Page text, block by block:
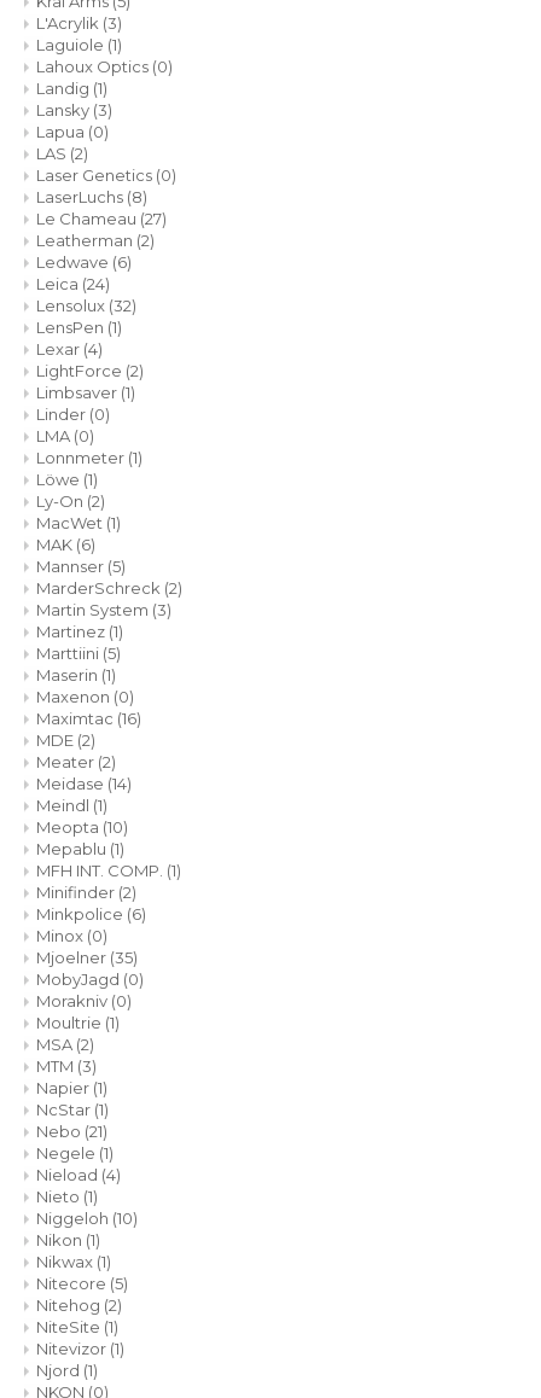
L'Acrylik (3)
Laguiole (1)
Lahoux Optics (0)
Landig (1)
Lansky (3)
Lapua (0)
LAS (2)
Laser Genetics (0)
LaserLuchs (8)
Le Chameau (27)
Leatherman (2)
Ledwave (6)
Leica (24)
Lensolux (32)
LensPen (1)
Lexar (4)
LightForce (2)
Limbsaver (1)
Linder (0)
LMA (0)
Lonnmeter (1)
Löwe (1)
Ly-On (2)
MacWet (1)
MAK (6)
Mannser (5)
MarderSchreck (2)
Martin System (3)
Martinez (1)
Marttiini (5)
Maserin (1)
Maxenon (0)
Maximtac (16)
MDE (2)
Meater (2)
Meidase (14)
Meindl (1)
Meopta (10)
Mepablu (1)
MFH INT. COMP. (1)
Minifinder (2)
Minkpolice (6)
Minox (0)
Mjoelner (35)
MobyJagd (0)
Morakniv (0)
Moultrie (1)
MSA (2)
MTM (3)
Napier (1)
NcStar (1)
Nebo (21)
Negele (1)
Nieload (4)
Nieto (1)
Niggeloh (10)
Nikon (1)
Nikwax (1)
Nitecore (5)
Nitehog (2)
NiteSite (1)
Nitevizor (1)
Njord (1)
NKON (0)